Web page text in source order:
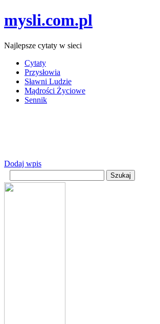
mysli.com.pl
Najlepsze cytaty w sieci
Cytaty
Przysłowia
Sławni Ludzie
Mądrości Życiowe
Sennik
Dodaj wpis